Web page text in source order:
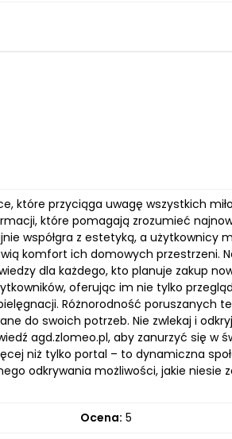
które przyciąga uwagę wszystkich
które pomagają zrozumieć
współgra z estetyką, a użytkownicy
komfort ich domowych przestrzeni.
dla każdego, kto planuje zakup
oferując im nie tylko
Różnorodność poruszanych
do swoich potrzeb. Nie zwlekaj i
agd.zlomeo.pl, aby zanurzyć się w
niż tylko portal – to dynamiczna
odkrywania możliwości, jakie niesie
Ocena: 5